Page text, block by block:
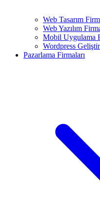
Web Tasarım
Web Yazılım
Mobil Uygulama
Wordpress
Pazarlama Firmaları